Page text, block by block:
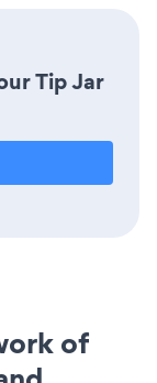
Tip Jar
of